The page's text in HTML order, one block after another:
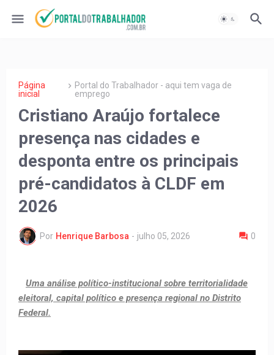
Página
inicial
Portal do Trabalhador - aqui tem vaga de
emprego
Cristiano Araújo fortalece
presença nas cidades e
desponta entre os principais
pré-candidatos à CLDF em
2026
Por Henrique Barbosa - julho 05, 2026 0
Uma análise político-institucional sobre territorialidade
eleitoral, capital político e presença regional no Distrito
Federal.